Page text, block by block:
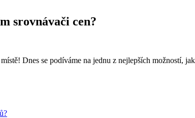
srovnávači cen?
Dnes se podíváme na jednu z nejlepších možností,